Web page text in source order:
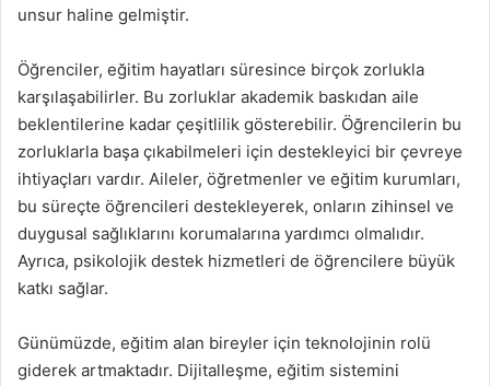
unsur haline gelmiştir.
Öğrenciler, eğitim hayatları süresince birçok zorlukla
karşılaşabilirler. Bu zorluklar akademik baskıdan aile
beklentilerine kadar çeşitlilik gösterebilir. Öğrencilerin bu
zorluklarla başa çıkabilmeleri için destekleyici bir çevreye
ihtiyaçları vardır. Aileler, öğretmenler ve eğitim kurumları,
bu süreçte öğrencileri destekleyerek, onların zihinsel ve
duygusal sağlıklarını korumalarına yardımcı olmalıdır.
Ayrıca, psikolojik destek hizmetleri de öğrencilere büyük
katkı sağlar.
Günümüzde, eğitim alan bireyler için teknolojinin rolü
giderek artmaktadır. Dijitalleşme, eğitim sistemini